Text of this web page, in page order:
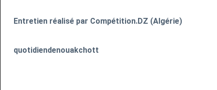
Entretien réalisé par Compétition.DZ (Algérie)
quotidiendenouakchott